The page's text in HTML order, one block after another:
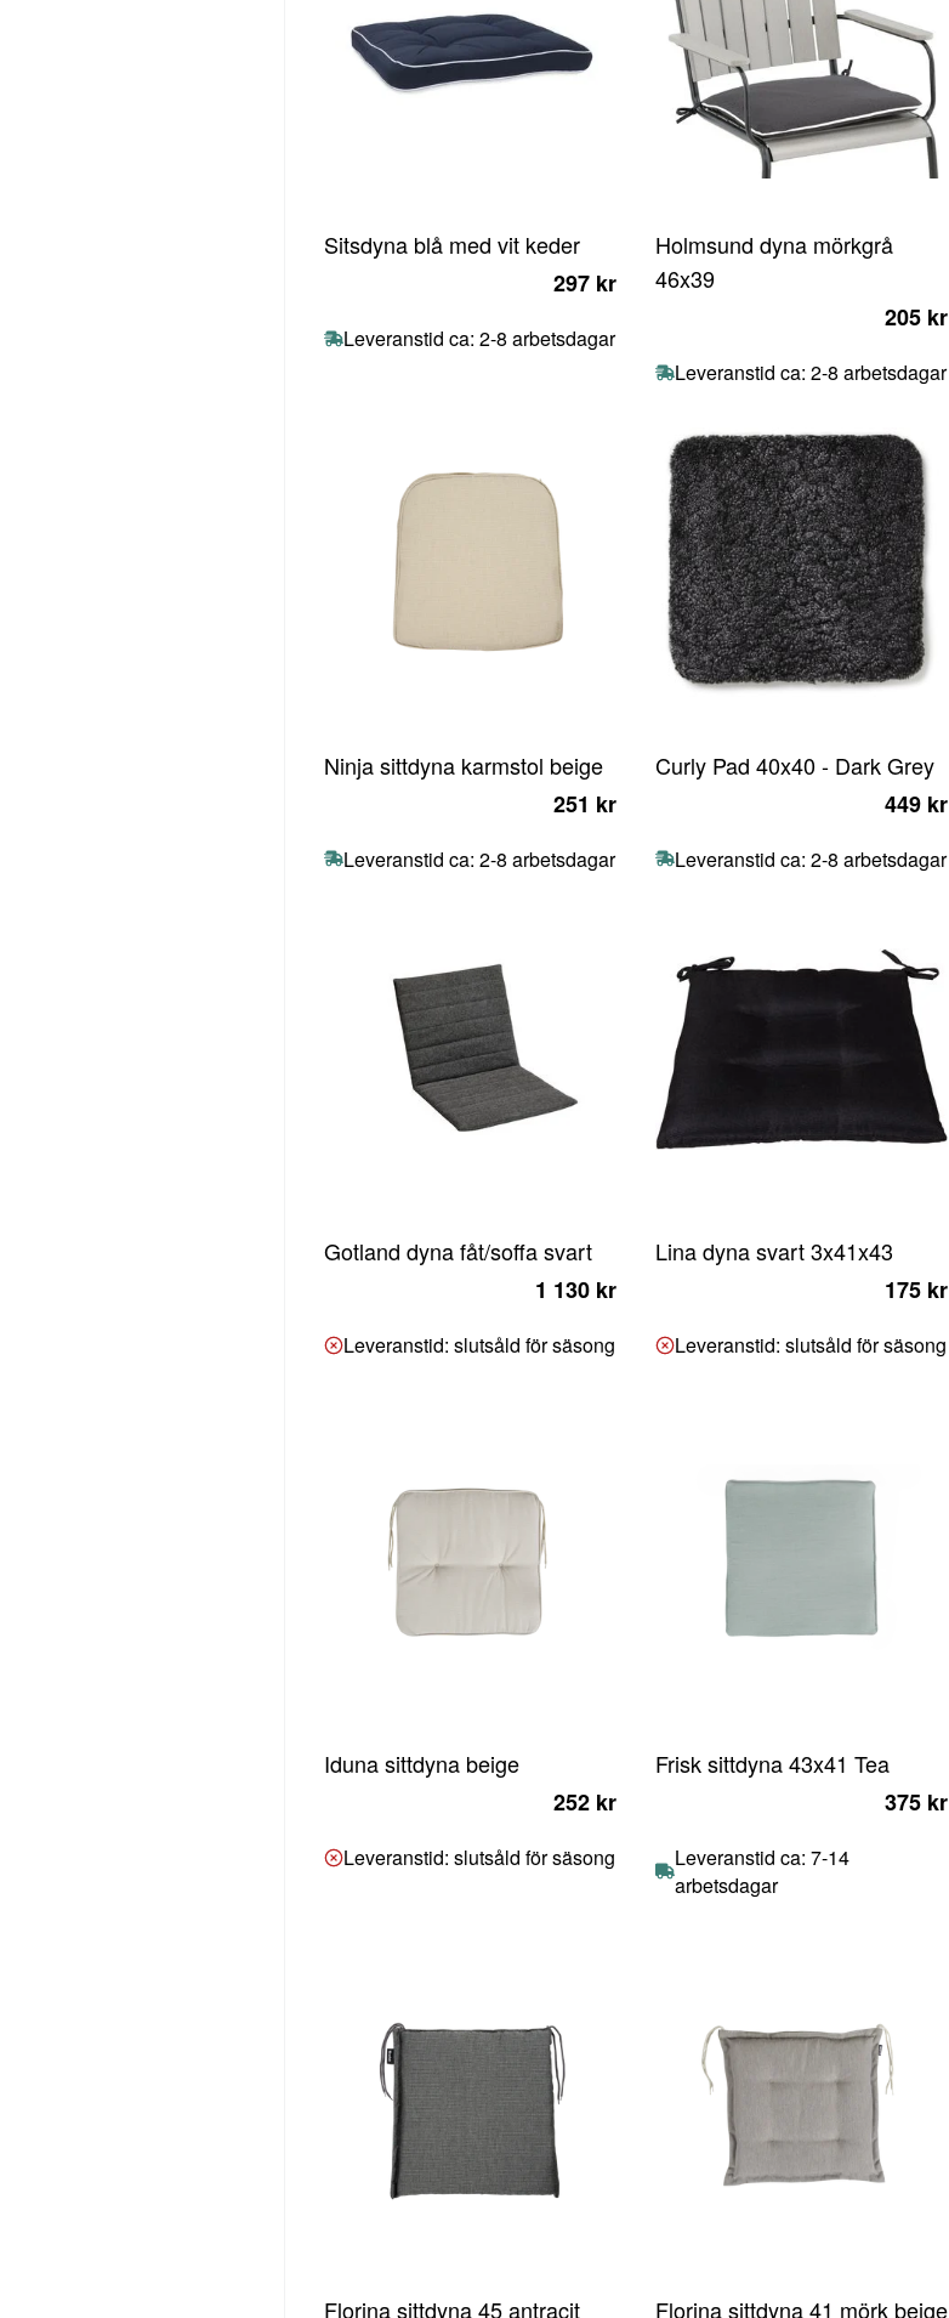
Sitsdyna blå med vit keder
297 kr
Leveranstid ca: 2-8 arbetsdagar
Holmsund dyna mörkgrå
46x39
205 kr
Leveranstid ca: 2-8 arbetsdagar
Ninja sittdyna karmstol beige
251 kr
Leveranstid ca: 2-8 arbetsdagar
Curly Pad 40x40 - Dark Grey
449 kr
Leveranstid ca: 2-8 arbetsdagar
Gotland dyna fåt/soffa svart
1 130 kr
Leveranstid: slutsåld för säsong
Lina dyna svart 3x41x43
175 kr
Leveranstid: slutsåld för säsong
Iduna sittdyna beige
252 kr
Leveranstid: slutsåld för säsong
Frisk sittdyna 43x41 Tea
375 kr
Leveranstid ca: 7-14
arbetsdagar
Florina sittdyna 45 antracit Florina sittdyna 41 mörk beige